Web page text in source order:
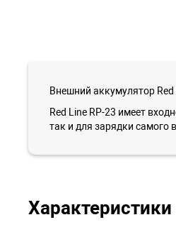
Внешний аккумулятор
Red Line RP-23 имеет
так и для зарядки самого
Характеристики